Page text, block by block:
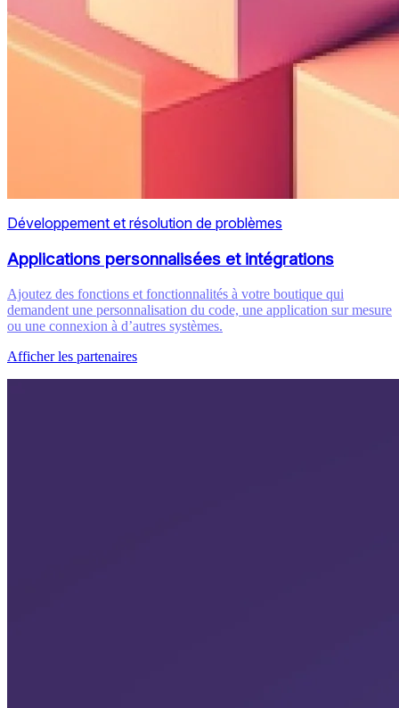
Développement et résolution de problèmes
Applications personnalisées et intégrations
Ajoutez des fonctions et fonctionnalités à votre boutique qui
demandent une personnalisation du code, une application sur mesure
ou une connexion à d’autres systèmes.
Afficher les partenaires